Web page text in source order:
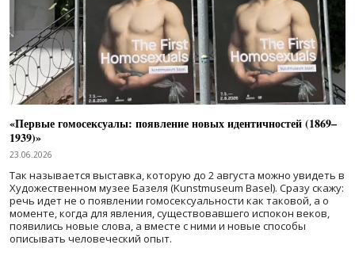
«Первые гомосексуалы: появление новых идентичностей (1869–
1939)»
23.06.2026
Так называется выставка, которую до 2 августа можно увидеть в
Художественном музее Базеля (Kunstmuseum Basel). Сразу скажу:
речь идет не о появлении гомосексуальности как таковой, а о
моменте, когда для явления, существовавшего испокон веков,
появились новые слова, а вместе с ними и новые способы
описывать человеческий опыт.